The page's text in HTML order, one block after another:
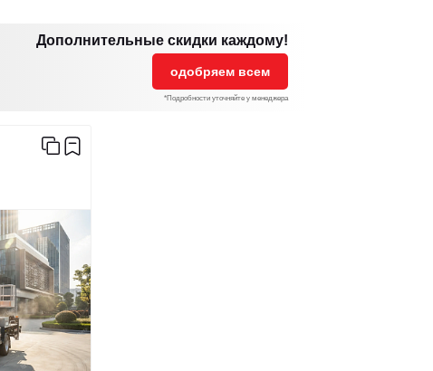
Дополнительные скидки каждому!
одобряем всем
*Подробности уточняйте у менеджера